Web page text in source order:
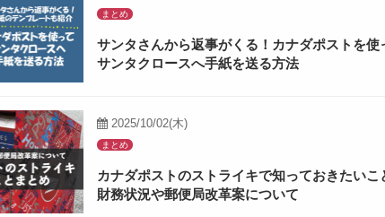
まとめ
サンタさんから返事がくる！カナダポストを使
サンタクロースへ手紙を送る方法
2025/10/02(木)
まとめ
カナダポストのストライキで知っておきたいこ
財務状況や郵便局改革案について